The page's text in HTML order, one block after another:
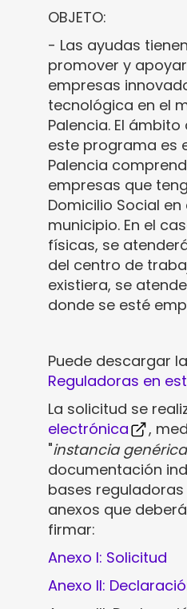
OBJETO:
- Las ayudas
promover y
empresas
tecnológica en el
Palencia. El
este programa es
Palencia
empresas que
Domicilio Social
municipio. En el
físicas, se
del centro de
existiera, se
donde se esté
Puede descargar
Reguladoras en
La solicitud se
electrónica
,
"instancia genérica
documentación
bases
anexos que
firmar:
Anexo I: Solicitud
Anexo II: